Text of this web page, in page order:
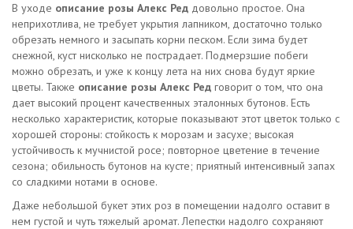
В уходе описание розы Алекс Ред довольно простое. Она
неприхотлива, не требует укрытия лапником, достаточно только
обрезать немного и засыпать корни песком. Если зима будет
снежной, куст нисколько не пострадает. Подмерзшие побеги
можно обрезать, и уже к концу лета на них снова будут яркие
цветы. Также описание розы Алекс Ред говорит о том, что она
дает высокий процент качественных эталонных бутонов. Есть
несколько характеристик, которые показывают этот цветок только с
хорошей стороны: стойкость к морозам и засухе; высокая
устойчивость к мучнистой росе; повторное цветение в течение
сезона; обильность бутонов на кусте; приятный интенсивный запах
со сладкими нотами в основе.
Даже небольшой букет этих роз в помещении надолго оставит в
нем густой и чуть тяжелый аромат. Лепестки надолго сохраняют